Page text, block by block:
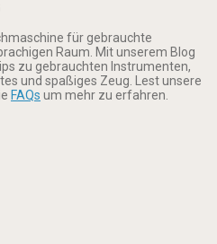
für gebrauchte
Raum. Mit unserem Blog
zu gebrauchten Instrumenten,
und spaßiges Zeug. Lest unsere
FAQs um mehr zu erfahren.